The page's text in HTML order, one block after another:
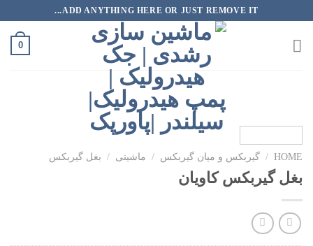
به
محتوا
ADD ANYTHING HERE OR JUST REMOVE IT...
0
HOME
/ گیربکس و میان گیربکس / ماشینی / بغل گیربکس
بغل گیربکس کاویان